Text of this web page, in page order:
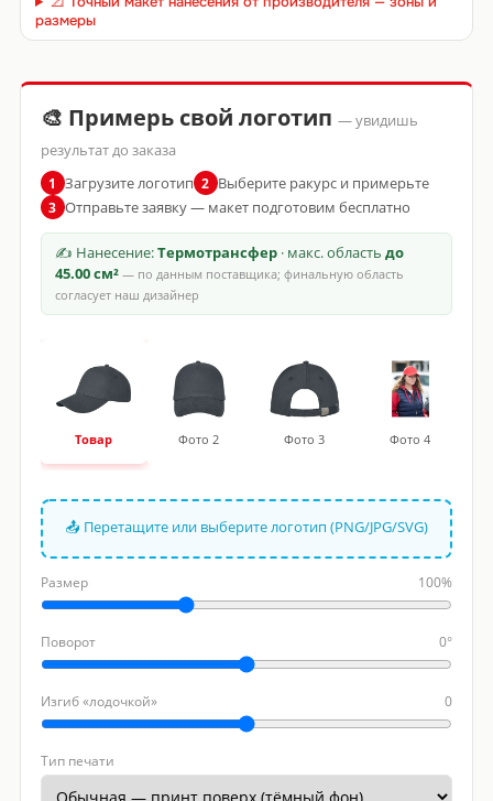
размеры
🎨 Примерь свой логотип — увидишь
результат до заказа
1 Загрузите логотип 2 Выберите ракурс и примерьте
3 Отправьте заявку — макет подготовим бесплатно
✍ Нанесение:Термотрансфер· макс. область до
45.00 см²— по данным поставщика; финальную область
согласует наш дизайнер
Товар Фото 2 Фото 3 Фото 4
📤 Перетащите или выберите логотип (PNG/JPG/SVG)
Размер 100%
Поворот 0°
Изгиб «лодочкой» 0
Тип печати